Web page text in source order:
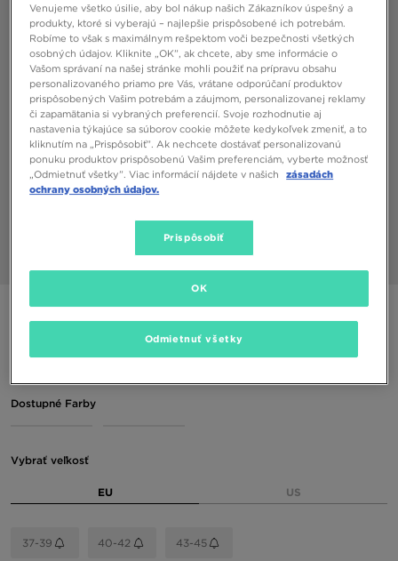
ADIDAS PONOŽKY 3-PACK SOCKS HIGH CREW
4,00 €
Dostupné Farby
Vybrať veľkosť
EU US
37-39 40-42 43-45
Venujeme všetko úsilie, aby bol nákup našich Zákazníkov úspešný a
produkty, ktoré si vyberajú – najlepšie prispôsobené ich potrebám.
Robíme to však s maximálnym rešpektom voči bezpečnosti všetkých
osobných údajov. Kliknite „OK”, ak chcete, aby sme informácie o
Vašom správaní na našej stránke mohli použiť na prípravu obsahu
personalizovaného priamo pre Vás, vrátane odporúčaní produktov
prispôsobených Vašim potrebám a záujmom, personalizovanej reklamy
či zapamätania si vybraných preferencií. Svoje rozhodnutie aj
nastavenia týkajúce sa súborov cookie môžete kedykoľvek zmeniť, a to
kliknutím na „Prispôsobiť”. Ak nechcete dostávať personalizovanú
ponuku produktov prispôsobenú Vašim preferenciám, vyberte možnosť
„Odmietnuť všetky”. Viac informácií nájdete v našich
zásadách
ochrany osobných údajov.
Prispôsobiť
Odmietnuť všetky
OK